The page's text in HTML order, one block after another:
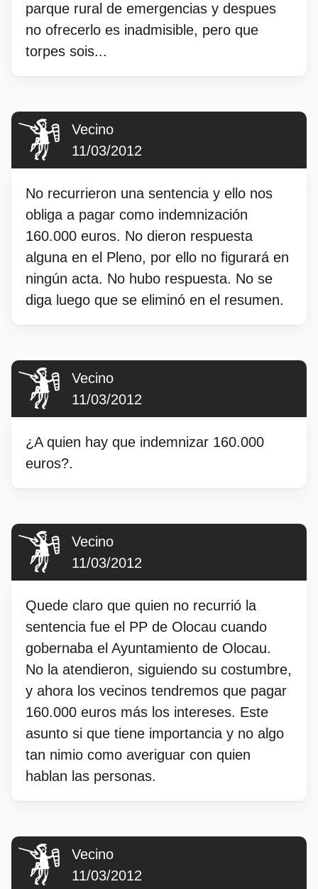
parque rural de emergencias y despues
no ofrecerlo es inadmisible, pero que
torpes sois...
Vecino
11/03/2012
No recurrieron una sentencia y ello nos
obliga a pagar como indemnización
160.000 euros. No dieron respuesta
alguna en el Pleno, por ello no figurará en
ningún acta. No hubo respuesta. No se
diga luego que se eliminó en el resumen.
Vecino
11/03/2012
¿A quien hay que indemnizar 160.000
euros?.
Vecino
11/03/2012
Quede claro que quien no recurrió la
sentencia fue el PP de Olocau cuando
gobernaba el Ayuntamiento de Olocau.
No la atendieron, siguiendo su costumbre,
y ahora los vecinos tendremos que pagar
160.000 euros más los intereses. Este
asunto si que tiene importancia y no algo
tan nimio como averiguar con quien
hablan las personas.
Vecino
11/03/2012